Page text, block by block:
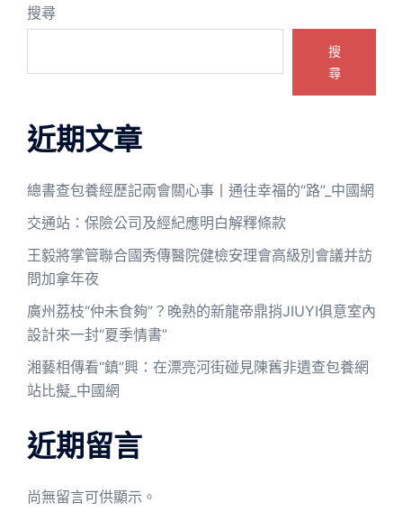
搜尋
搜
尋
近期文章
總書查包養經歷記兩會關心事丨通往幸福的“路”_中國網
交通站：保險公司及經紀應明白解釋條款
王毅將掌管聯合國秀傳醫院健檢安理會高級別會議并訪
問加拿年夜
廣州荔枝“仲未食夠”？晚熟的新龍帝鼎捎JIUYI俱意室內
設計來一封“夏季情書”
湘藝相傳看“鎮”興：在漂亮河街碰見陳舊非遺查包養網
站比擬_中國網
近期留言
尚無留言可供顯示。